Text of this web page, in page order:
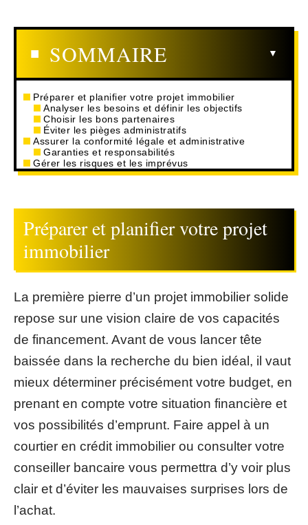
SOMMAIRE
Préparer et planifier votre projet immobilier
Analyser les besoins et définir les objectifs
Choisir les bons partenaires
Éviter les pièges administratifs
Assurer la conformité légale et administrative
Garanties et responsabilités
Gérer les risques et les imprévus
Préparer et planifier votre projet
immobilier
La première pierre d’un projet immobilier solide
repose sur une vision claire de vos capacités
de financement. Avant de vous lancer tête
baissée dans la recherche du bien idéal, il vaut
mieux déterminer précisément votre budget, en
prenant en compte votre situation financière et
vos possibilités d’emprunt. Faire appel à un
courtier en crédit immobilier ou consulter votre
conseiller bancaire vous permettra d’y voir plus
clair et d’éviter les mauvaises surprises lors de
l’achat.